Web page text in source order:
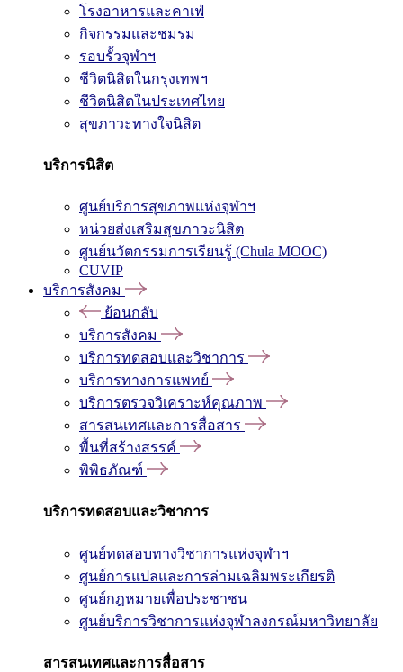
โรงอาหารและคาเฟ่
กิจกรรมและชมรม
รอบรั้วจุฬาฯ
ชีวิตนิสิตในกรุงเทพฯ
ชีวิตนิสิตในประเทศไทย
สุขภาวะทางใจนิสิต
บริการนิสิต
ศูนย์บริการสุขภาพแห่งจุฬาฯ
หน่วยส่งเสริมสุขภาวะนิสิต
ศูนย์นวัตกรรมการเรียนรู้ (Chula MOOC)
CUVIP
บริการสังคม
ย้อนกลับ
บริการสังคม
บริการทดสอบและวิชาการ
บริการทางการแพทย์
บริการตรวจวิเคราะห์คุณภาพ
สารสนเทศและการสื่อสาร
พื้นที่สร้างสรรค์
พิพิธภัณฑ์
บริการทดสอบและวิชาการ
ศูนย์ทดสอบทางวิชาการแห่งจุฬาฯ
ศูนย์การแปลและการล่ามเฉลิมพระเกียรติ
ศูนย์กฎหมายเพื่อประชาชน
ศูนย์บริการวิชาการแห่งจุฬาลงกรณ์มหาวิทยาลัย
สารสนเทศและการสื่อสาร